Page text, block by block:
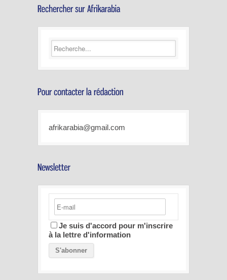
afrikarabia@gmail.com
Je suis d'accord pour m'inscrire
à la lettre d'information